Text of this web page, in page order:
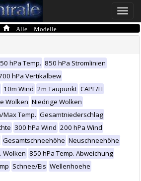
Toggle
Alle Modelle
hPa Temp. 850 hPa Stromlinien
hPa Vertikalbew
10m Wind 2m Taupunkt CAPE/LI
Wolken Niedrige Wolken
Max Temp. Gesamtniederschlag
300 hPa Wind 200 hPa Wind
Gesamtschneehöhe Neuschneehöhe
Wolken 850 hPa Temp. Abweichung
Schnee/Eis Wellenhoehe